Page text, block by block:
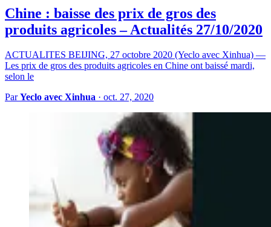
Chine : baisse des prix de gros des
produits agricoles – Actualités 27/10/2020
ACTUALITES BEIJING, 27 octobre 2020 (Yeclo avec Xinhua) —
Les prix de gros des produits agricoles en Chine ont baissé mardi,
selon le
ParYeclo avec Xinhua · oct. 27, 2020